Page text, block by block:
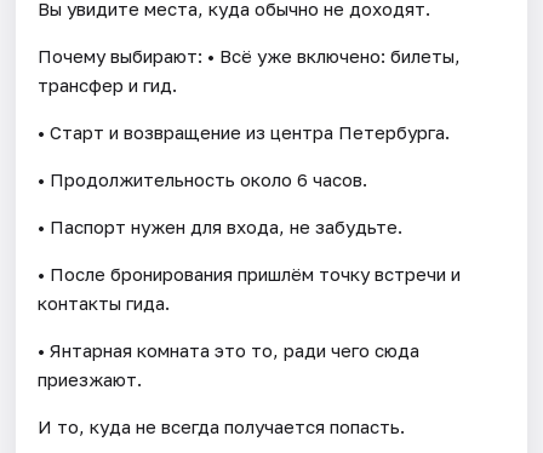
Вы увидите места, куда обычно не доходят.
Почему выбирают: • Всё уже включено: билеты,
трансфер и гид.
• Старт и возвращение из центра Петербурга.
• Продолжительность около 6 часов.
• Паспорт нужен для входа, не забудьте.
• После бронирования пришлём точку встречи и
контакты гида.
• Янтарная комната это то, ради чего сюда
приезжают.
И то, куда не всегда получается попасть.